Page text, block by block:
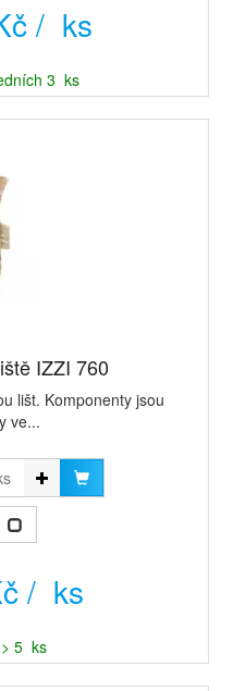
/ ks
3 ks
IZZI 760
lišt. Komponenty jsou
ve...
/ ks
5 ks